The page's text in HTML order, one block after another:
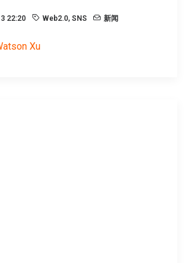
22:20 Web2.0, SNS 新闻
Xu